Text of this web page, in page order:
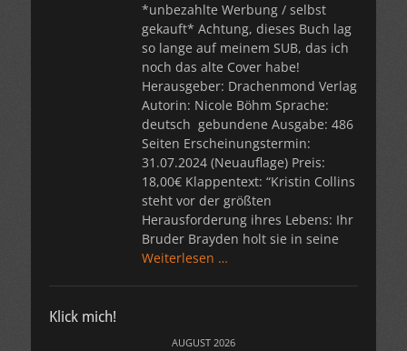
*unbezahlte Werbung / selbst
gekauft* Achtung, dieses Buch lag
so lange auf meinem SUB, das ich
noch das alte Cover habe!
Herausgeber: Drachenmond Verlag
Autorin: Nicole Böhm Sprache:
deutsch gebundene Ausgabe: 486
Seiten Erscheinungstermin:
31.07.2024 (Neuauflage) Preis:
18,00€ Klappentext: “Kristin Collins
steht vor der größten
Herausforderung ihres Lebens: Ihr
Bruder Brayden holt sie in seine
Weiterlesen …
Klick mich!
AUGUST 2026